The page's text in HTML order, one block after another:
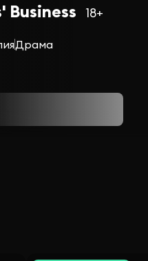
Business
18+
Драма